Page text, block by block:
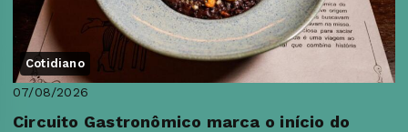
Cotidiano
07/08/2026
Circuito Gastronômico marca o início do